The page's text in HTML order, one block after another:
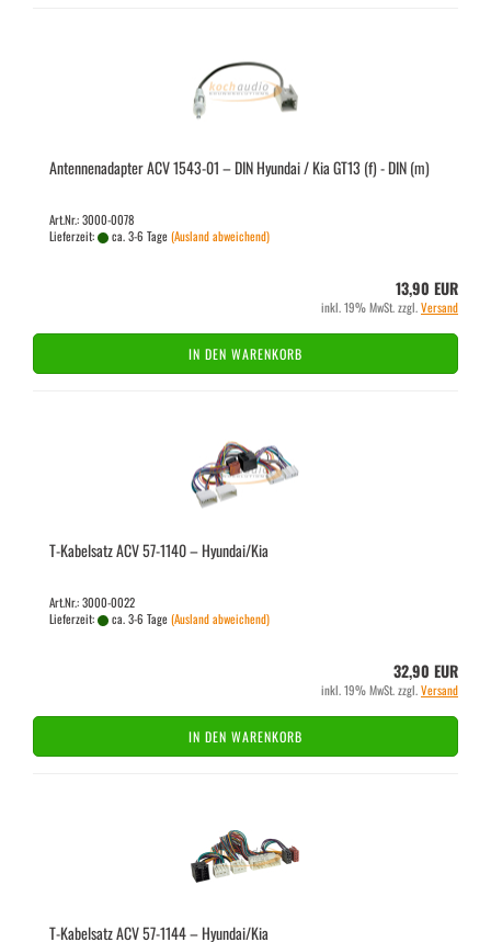
An­ten­nen­ad­ap­ter ACV 1543-​01 – DIN Hyundai / Kia GT13 (f) - DIN (m)
Art.Nr.: 3000-0078
Lieferzeit:
ca. 3-6 Tage(Ausland abweichend)
13,90 EUR
inkl. 19% MwSt. zzgl.Versand
IN DEN WARENKORB
T-​Ka­bel­satz ACV 57-​1140 – Hyundai/Kia
Art.Nr.: 3000-0022
Lieferzeit:
ca. 3-6 Tage(Ausland abweichend)
32,90 EUR
inkl. 19% MwSt. zzgl.Versand
IN DEN WARENKORB
T-​Ka­bel­satz ACV 57-​1144 – Hyundai/Kia